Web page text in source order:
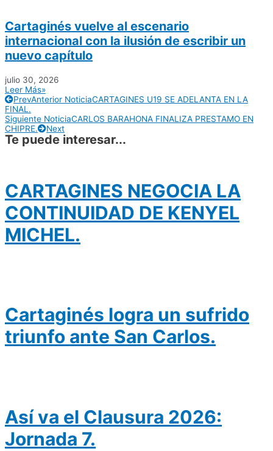
Cartaginés vuelve al escenario
internacional con la ilusión de escribir un
nuevo capítulo
julio 30, 2026
Leer Más»
PrevAnterior NoticiaCARTAGINES U19 SE ADELANTA EN LA
FINAL.
Siguiente NoticiaCARLOS BARAHONA FINALIZA PRESTAMO EN
CHIPRE.
Next
Te puede interesar...
CARTAGINES NEGOCIA LA
CONTINUIDAD DE KENYEL
MICHEL.
Cartaginés logra un sufrido
triunfo ante San Carlos.
Así va el Clausura 2026:
Jornada 7.